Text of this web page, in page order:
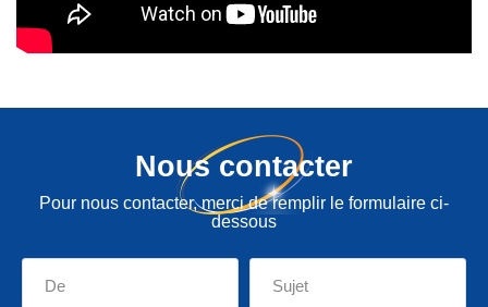
Nous contacter
Pour nous contacter, merci de remplir le formulaire ci-
dessous